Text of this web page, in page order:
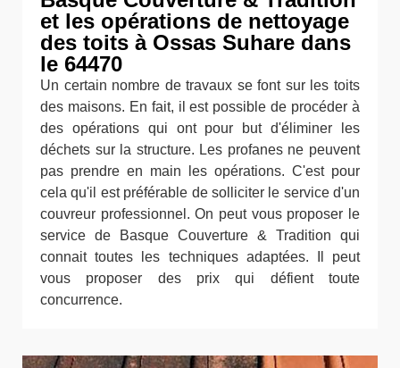
et les opérations de nettoyage
des toits à Ossas Suhare dans
le 64470
Un certain nombre de travaux se font sur les toits
des maisons. En fait, il est possible de procéder à
des opérations qui ont pour but d'éliminer les
déchets sur la structure. Les profanes ne peuvent
pas prendre en main les opérations. C'est pour
cela qu'il est préférable de solliciter le service d'un
couvreur professionnel. On peut vous proposer le
service de Basque Couverture & Tradition qui
connait toutes les techniques adaptées. Il peut
vous proposer des prix qui défient toute
concurrence.